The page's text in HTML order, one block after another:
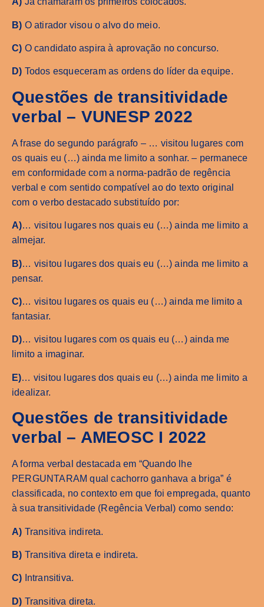
B) O atirador visou o alvo do meio.
C) O candidato aspira à aprovação no concurso.
D) Todos esqueceram as ordens do líder da equipe.
Questões de transitividade
verbal – VUNESP 2022
A frase do segundo parágrafo – … visitou lugares com
os quais eu (…) ainda me limito a sonhar. – permanece
em conformidade com a norma-padrão de regência
verbal e com sentido compatível ao do texto original
com o verbo destacado substituído por:
A)… visitou lugares nos quais eu (…) ainda me limito a
almejar.
B)… visitou lugares dos quais eu (…) ainda me limito a
pensar.
C)… visitou lugares os quais eu (…) ainda me limito a
fantasiar.
D)… visitou lugares com os quais eu (…) ainda me
limito a imaginar.
E)… visitou lugares dos quais eu (…) ainda me limito a
idealizar.
Questões de transitividade
verbal – AMEOSC I 2022
A forma verbal destacada em “Quando lhe
PERGUNTARAM qual cachorro ganhava a briga” é
classificada, no contexto em que foi empregada, quanto
à sua transitividade (Regência Verbal) como sendo:
A) Transitiva indireta.
B) Transitiva direta e indireta.
C) Intransitiva.
D) Transitiva direta.